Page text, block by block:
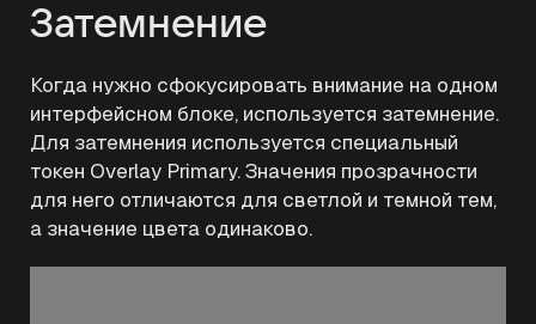
Затемнение
Когда нужно сфокусировать внимание на одном
интерфейсном блоке, используется затемнение.
Для затемнения используется специальный
токен Overlay Primary. Значения прозрачности
для него отличаются для светлой и темной тем,
а значение цвета одинаково.